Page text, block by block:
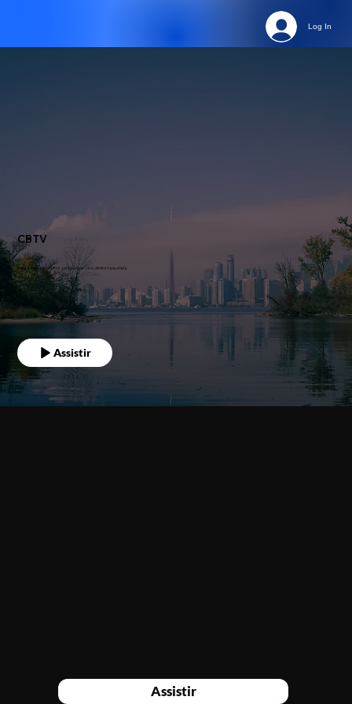
Log In
CBTV
Assista agora ao melhor conteúdo ao vivo, direto na sua tela
Assistir
Assistir